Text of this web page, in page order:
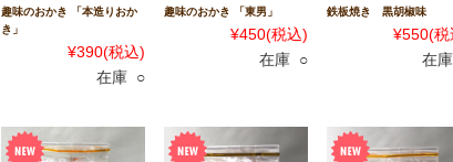
趣味のおかき 「本造りおか
き」
¥390(税込)
在庫 ○
趣味のおかき 「東男」
¥450(税込)
在庫 ○
鉄板焼き 黒胡椒味
¥550(税
在